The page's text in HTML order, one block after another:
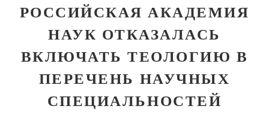
РОССИЙСКАЯ АКАДЕМИЯ
НАУК ОТКАЗАЛАСЬ
ВКЛЮЧАТЬ ТЕОЛОГИЮ В
ПЕРЕЧЕНЬ НАУЧНЫХ
СПЕЦИАЛЬНОСТЕЙ